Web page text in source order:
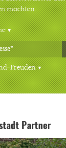
möchten.
Freuden
Partner